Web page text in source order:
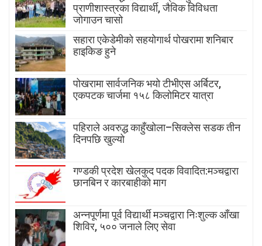
प्राणीशास्त्रका विद्यार्थी, जैविक विविधता
जोगाउन चासो
सहारा एकेडेमीको सहयोगार्थ पोखरामा शनिबार
हाइकिङ हुने
पोखरामा सार्वजनिक भयो टीभीएस अर्बिटर,
एकपटक चार्जमा १५८ किलोमिटर यात्रा
पहिराले अवरुद्ध काहुँखोला–सिक्लेस सडक तीन
दिनपछि खुल्यो
गण्डकी प्रदेश खेलकुद पदक विवादित:मञ्चद्वारा
छानबिन र कारबाहीको माग
अन्नपूर्णमा पूर्व विद्यार्थी मञ्चद्वारा निःशुल्क आँखा
शिविर, ५०० जनाले लिए सेवा